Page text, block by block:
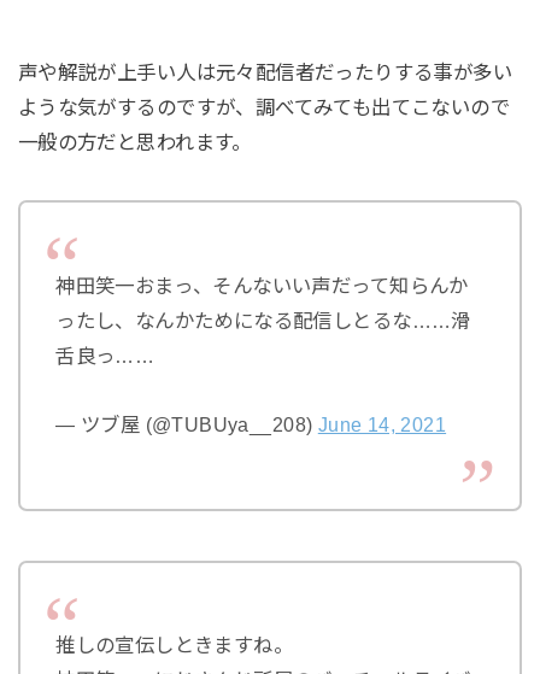
声や解説が上手い人は元々配信者だったりする事が多い
ような気がするのですが、調べてみても出てこないので
一般の方だと思われます。
神田笑一おまっ、そんないい声だって知らんか
ったし、なんかためになる配信しとるな……滑
舌良っ……
— ツブ屋 (@TUBUya__208) June 14, 2021
推しの宣伝しときますね。